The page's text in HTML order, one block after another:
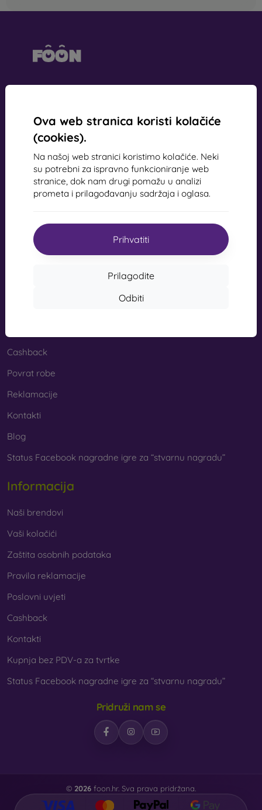
Ova web stranica koristi kolačiće
(cookies).
Na našoj web stranici koristimo kolačiće. Neki
su potrebni za ispravno funkcioniranje web
stranice, dok nam drugi pomažu u analizi
prometa i prilagođavanju sadržaja i oglasa.
Prihvatiti
Prilagodite
Odbiti
mobil online, s.r.o.
Kontakt
info@mobilonline.sk
Pišite nam
Od ponedjeljka do petka:
Online8:00 - 15:00
Subota i nedjelja:
Cashback
Povrat robe
Reklamacije
Kontakti
Blog
Status Facebook nagradne igre za “stvarnu nagradu”
Informacija
Naši brendovi
Vaši kolačići
Zaštita osobnih podataka
Pravila reklamacije
Poslovni uvjeti
Cashback
Kontakti
Kupnja bez PDV-a za tvrtke
Status Facebook nagradne igre za “stvarnu nagradu”
Pridruži nam se
© 2026 foon.hr. Sva prava pridržana.